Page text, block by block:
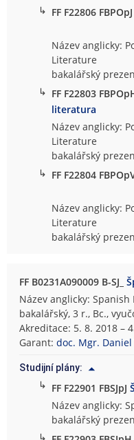
↳ FF F22806 FBPOpJ
Název anglicky:
Literature
bakalářský
↳ FF F22803
literatura
Název anglicky:
Literature
bakalářský
↳ FF F22804
Název anglicky:
Literature
bakalářský
FF B0231A090009 B-SJ_
Název anglicky:
bakalářský, 3 r., Bc.,
Akreditace: 5. 8. 2018 –
Garant:doc. Mgr. Daniel
Studijní plány:
↳ FF F22901 FBSJpJ
Název anglicky:
bakalářský
↳